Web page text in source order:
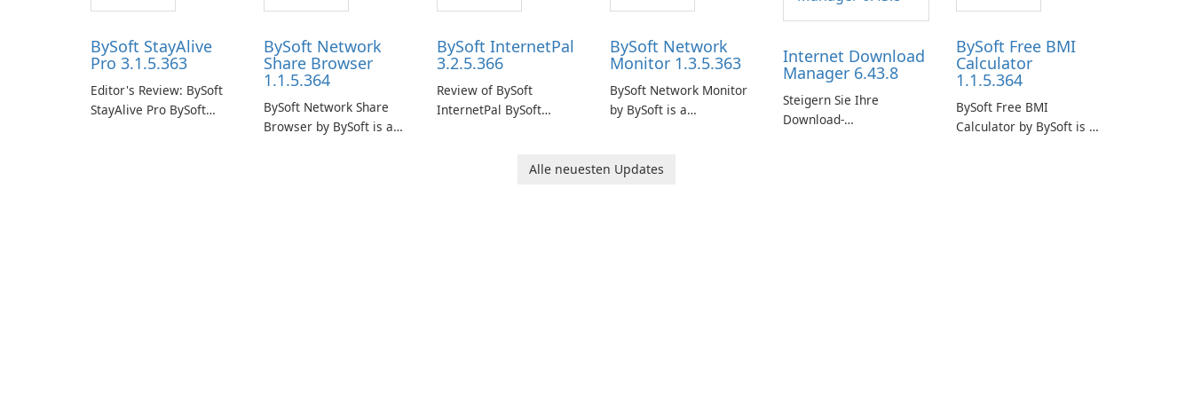
BySoft StayAlive
Pro 3.1.5.363
Editor's Review: BySoft
StayAlive Pro BySoft
BySoft Network
Share Browser
1.1.5.364
BySoft Network Share
Browser by BySoft is a
BySoft InternetPal
3.2.5.366
Review of BySoft
InternetPal BySoft
application designed to
BySoft Network
Monitor 1.3.5.363
BySoft Network Monitor
by BySoft is a
designed to help
Internet Download
Manager 6.43.8
Steigern Sie Ihre
Download-
BySoft Free BMI
Calculator
1.1.5.364
BySoft Free BMI
Calculator by BySoft is a
Alle neuesten Updates